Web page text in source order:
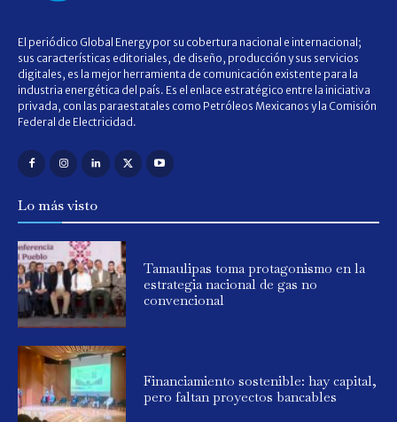
El periódico Global Energy por su cobertura nacional e internacional;
sus características editoriales, de diseño, producción y sus servicios
digitales, es la mejor herramienta de comunicación existente para la
industria energética del país. Es el enlace estratégico entre la iniciativa
privada, con las paraestatales como Petróleos Mexicanos y la Comisión
Federal de Electricidad.
Lo más visto
Tamaulipas toma protagonismo en la
estrategia nacional de gas no
convencional
Financiamiento sostenible: hay capital,
pero faltan proyectos bancables